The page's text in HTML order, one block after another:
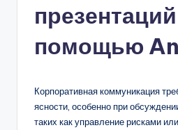
w
помощью
Корпоративная коммуникация
ясности, особенно при
таких как управление рисками